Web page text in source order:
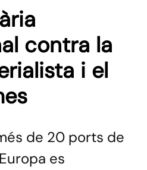
contra la
i el
de 20 ports de
es